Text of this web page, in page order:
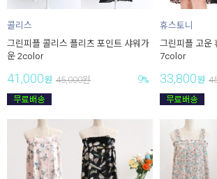
콜리스
그린피플 콜리스 플리츠 포인트 샤워가
운 2color
41,000원 45,000원 9%
휴스토니
그린피플 고운
7color
33,800원